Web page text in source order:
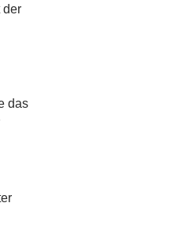
der
das